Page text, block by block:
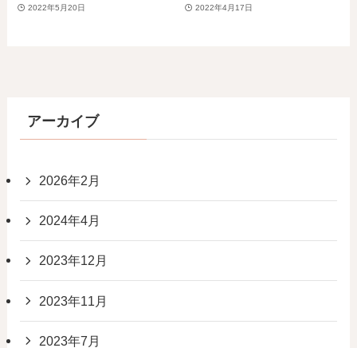
2022年5月20日 2022年4月17日
アーカイブ
2026年2月
2024年4月
2023年12月
2023年11月
2023年7月